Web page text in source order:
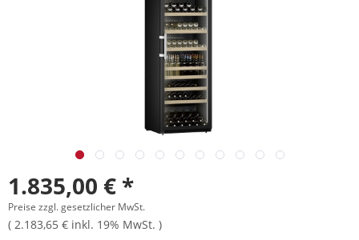
1.835,00 € *
Preise zzgl. gesetzlicher MwSt.
( 2.183,65 € inkl. 19% MwSt. )